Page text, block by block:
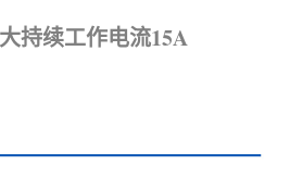
持续工作电流15A